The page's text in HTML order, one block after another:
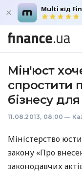
Multi від
Мін'юст
спростити
бізнесу для
11.08.2013, 08:00 —
Міністерство
закону «Про
законодавчих